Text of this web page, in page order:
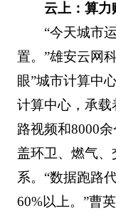
云上：算力
“今天城市
置。”雄安云网
眼”城市计算中
计算中心，承载
路视频和8000
盖环卫、燃气
系。“数据跑路
60%以上。”曹